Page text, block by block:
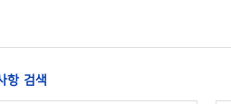
항 검색